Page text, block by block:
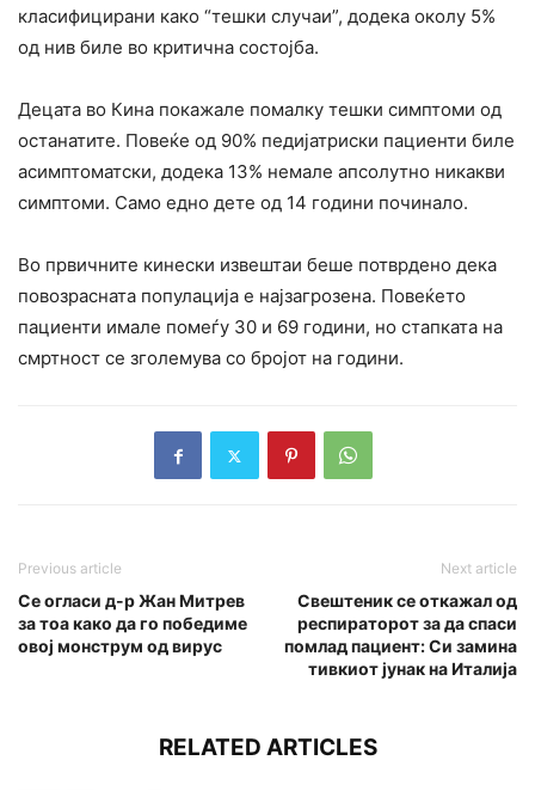
класифицирани како “тешки случаи”, додека околу 5%
од нив биле во критична состојба.
Децата во Кина покажале помалку тешки симптоми од
останатите. Повеќе од 90% педијатриски пациенти биле
асимптоматски, додека 13% немале апсолутно никакви
симптоми. Само едно дете од 14 години починало.
Во првичните кинески извештаи беше потврдено дека
повозрасната популација е најзагрозена. Повеќето
пациенти имале помеѓу 30 и 69 години, но стапката на
смртност се зголемува со бројот на години.
Previous article
Се огласи д-р Жан Митрев
за тоа како да го победиме
овој монструм од вирус
Next article
Свештеник се откажал од
респираторот за да спаси
помлад пациент: Си замина
тивкиот јунак на Италија
RELATED ARTICLES